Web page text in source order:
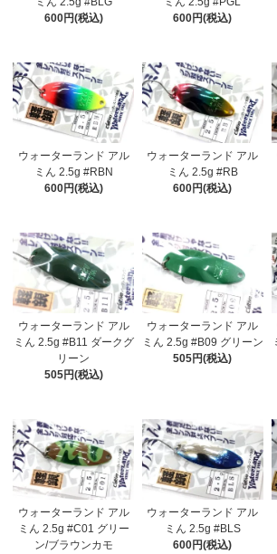
600円(税込)
600円(税込)
ウォーターランド アル
ミん 2.5g #RBN
600円(税込)
ウォーターランド アル
ミん 2.5g #RB
600円(税込)
ウォーターランド アル
ミん 2.5g #B11 ダークグ
リーン
505円(税込)
ウォーターランド アル
ミん 2.5g #B09 グリーン
505円(税込)
ウォーターランド アル
ミん 2.5g #C01 グリー
ン/ブラウンカモ
ウォーターランド アル
ミん 2.5g #BLS
600円(税込)